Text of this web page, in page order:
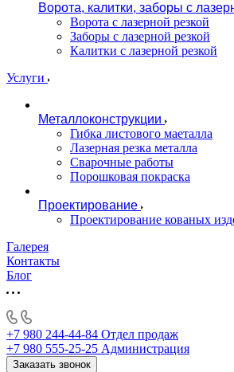
Ворота, калитки, заборы с
Ворота с лазерной резкой
Заборы с лазерной резкой
Калитки с лазерной резкой
Услуги
Металлоконструкции
Гибка листового маеталла
Лазерная резка металла
Сварочные работы
Порошковая покраска
Проектирование
Проектирование кованых
Галерея
Контакты
Блог
+7 980 244-44-84 Отдел продаж
+7 980 555-25-25 Администрация
Заказать звонок